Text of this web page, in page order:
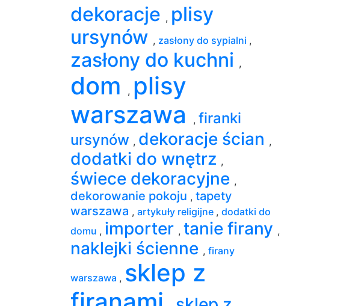
dekoracje , plisy
ursynów , zasłony do sypialni ,
zasłony do kuchni ,
dom , plisy
warszawa
, firanki
ursynów , dekoracje ścian ,
dodatki do wnętrz ,
świece dekoracyjne ,
dekorowanie pokoju , tapety
warszawa , artykuły religijne , dodatki do
domu , importer , tanie firany ,
naklejki ścienne , firany
warszawa , sklep z